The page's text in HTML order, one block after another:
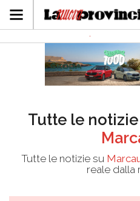
Tutte le
Tutte le notizie su
reale dalla